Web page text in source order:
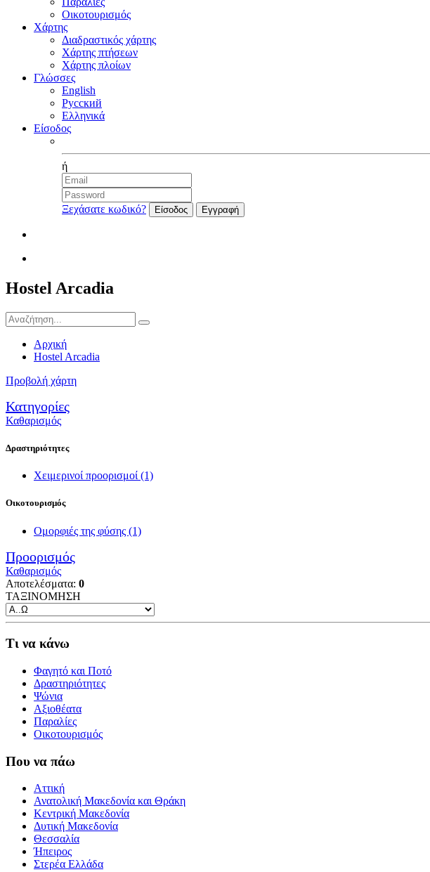
Οικοτουρισμός
Χάρτης
Διαδραστικός χάρτης
Χάρτης πτήσεων
Χάρτης πλοίων
Γλώσσες
English
Русский
Ελληνικά
Είσοδος
ή
Ξεχάσατε κωδικό?
Hostel Arcadia
Αρχική
Hostel Arcadia
Προβολή χάρτη
Κατηγορίες
Καθαρισμός
Δραστηριότητες
Χειμερινοί προορισμοί (1)
Οικοτουρισμός
Ομορφιές της φύσης (1)
Προορισμός
Καθαρισμός
Αποτελέσματα: 0
ΤΑΞΙΝΟΜΗΣΗ
Τι να κάνω
Φαγητό και Ποτό
Δραστηριότητες
Ψώνια
Αξιοθέατα
Παραλίες
Οικοτουρισμός
Που να πάω
Αττική
Ανατολική Μακεδονία και Θράκη
Κεντρική Μακεδονία
Δυτική Μακεδονία
Θεσσαλία
Ήπειρος
Στερέα Ελλάδα